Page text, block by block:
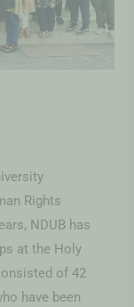
Rights
NDUB has
at the Holy
of 42
have been